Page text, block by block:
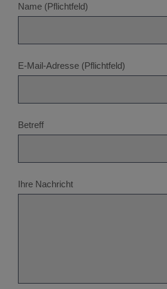
Name (Pflichtfeld)
E-Mail-Adresse (Pflichtfeld)
Betreff
Ihre Nachricht